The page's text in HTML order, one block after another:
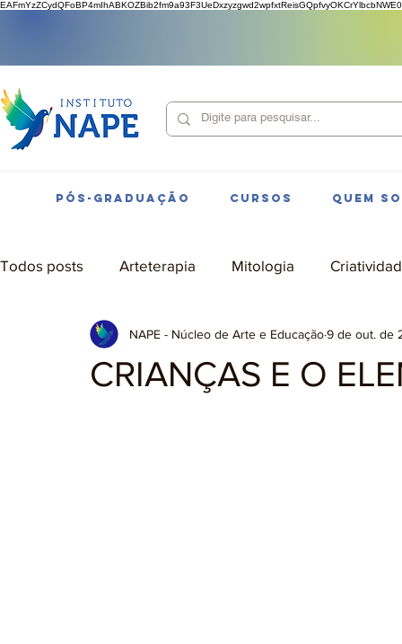
PÓS-GRADUAÇÃO CURSOS QUEM
Todos posts Arteterapia Mitologia
CRIANÇAS E O
NAPE - Núcleo de Arte e Educação9 de out. de